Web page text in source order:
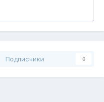
Подписчики 0